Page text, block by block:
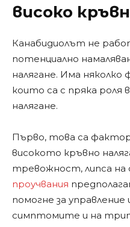
високо
Канабидиолът не
потенциално
налягане. Има няколко
които са с пряка роля
налягане.
Първо, това са
високото кръвно
тревожност, липса на
проучвания
помогне за управление
симптомите и на